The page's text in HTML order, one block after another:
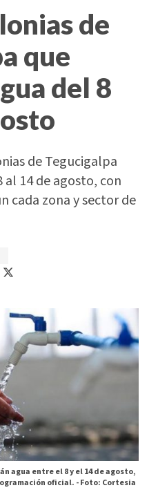
de
que
del 8
de Tegucigalpa
14 de agosto, con
cada zona y sector de
agua entre el 8 y el 14 de agosto,
oficial. -Foto: Cortesia